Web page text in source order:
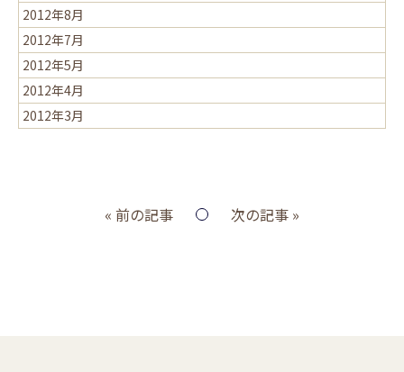
2012年8月
2012年7月
2012年5月
2012年4月
2012年3月
« 前の記事 次の記事 »